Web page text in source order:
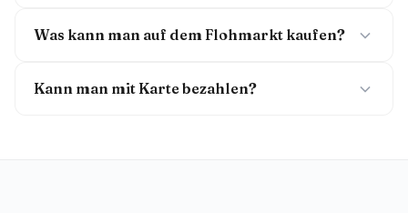
Was kann man auf dem Flohmarkt kaufen?
Kann man mit Karte bezahlen?